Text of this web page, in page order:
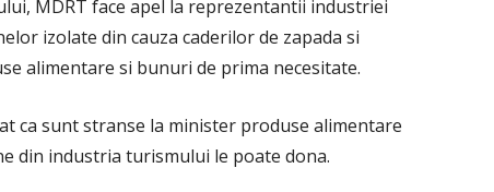
MDRT face apel la reprezentantii industriei
izolate din cauza caderilor de zapada si
alimentare si bunuri de prima necesitate.
ca sunt stranse la minister produse alimentare
din industria turismului le poate dona.